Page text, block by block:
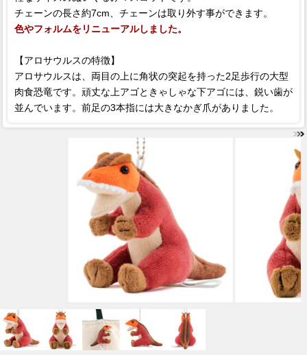
チェーンの長さ約7cm、チェーンは取り外す事ができます。
色やフォルムをリニューアルしました。
【アロサウルスの特徴】
アロサウルスは、両目の上に角状の突起を持った2足歩行の大型
肉食恐竜です。頑丈な上アゴときゃしゃな下アゴには、鋭い歯が
並んでいます。前足の3本指には大きなかぎ爪がありました。